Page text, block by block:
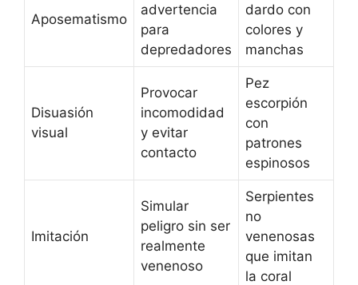
Aposematismo
advertencia
para
depredadores
dardo con
colores y
manchas
Disuasión
visual
Provocar
incomodidad
y evitar
contacto
Pez
escorpión
con
patrones
espinosos
Imitación
Simular
peligro sin ser
realmente
venenoso
Serpientes
no
venenosas
que imitan
la coral